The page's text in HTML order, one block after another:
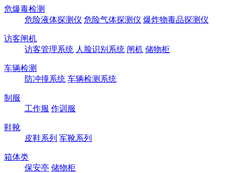
危爆毒检测
危险液体探测仪 危险气体探测仪 爆炸物毒品探测仪
访客闸机
访客管理系统 人脸识别系统 闸机 储物柜
车辆检测
防冲撞系统 车辆检测系统
制服
工作服 作训服
鞋靴
皮鞋系列 军靴系列
箱体类
保安亭 储物柜